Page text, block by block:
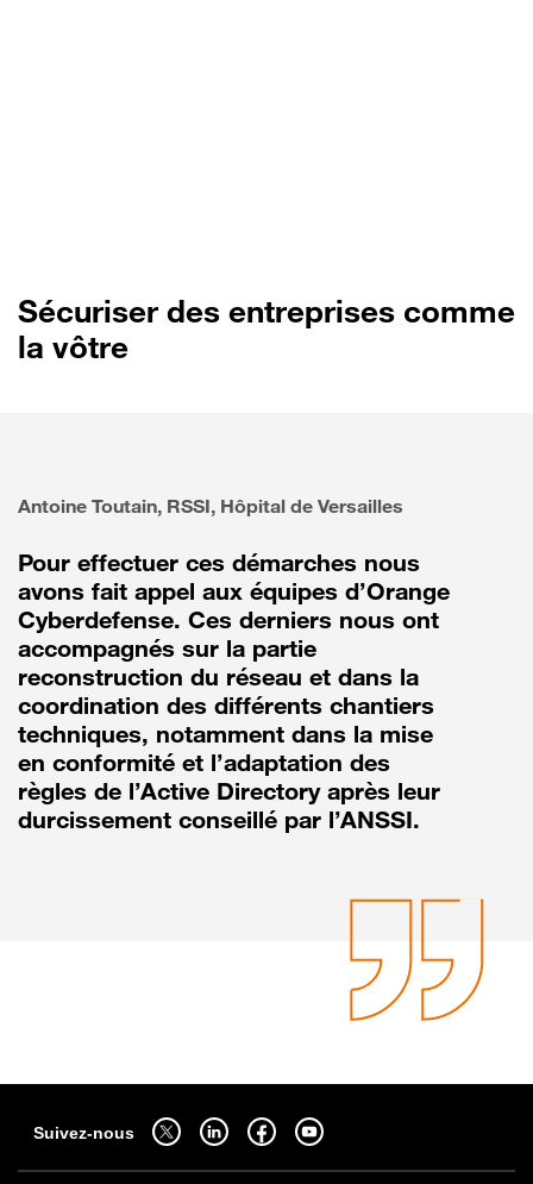
Sécuriser des entreprises comme
la vôtre
Antoine Toutain, RSSI, Hôpital de Versailles
Pour effectuer ces démarches nous
avons fait appel aux équipes d’Orange
Cyberdefense. Ces derniers nous ont
accompagnés sur la partie
reconstruction du réseau et dans la
coordination des différents chantiers
techniques, notamment dans la mise
en conformité et l’adaptation des
règles de l’Active Directory après leur
durcissement conseillé par l’ANSSI.
Suivez-nous
Suivez-nous sur twitter - ouverture dans un nouvel onglet
Suivez-nous sur linkedin - ouverture dans un nouvel onglet
Suivez-nous sur facebook - ouverture dans un
Suivez-nous sur youtube - ouverture dans